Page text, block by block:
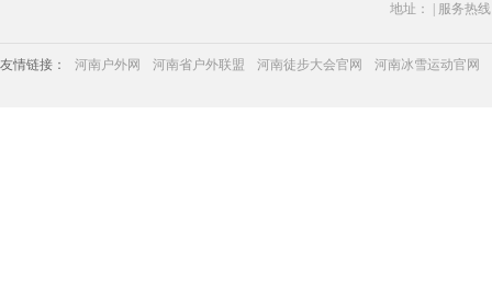
地址： | 服务热线
友情链接： 河南户外网 河南省户外联盟 河南徒步大会官网 河南冰雪运动官网